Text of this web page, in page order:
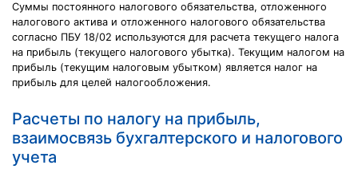
Суммы постоянного налогового обязательства, отложенного
налогового актива и отложенного налогового обязательства
согласно ПБУ 18/02 используются для расчета текущего налога
на прибыль (текущего налогового убытка). Текущим налогом на
прибыль (текущим налоговым убытком) является налог на
прибыль для целей налогообложения.
Расчеты по налогу на прибыль,
взаимосвязь бухгалтерского и налогового
учета